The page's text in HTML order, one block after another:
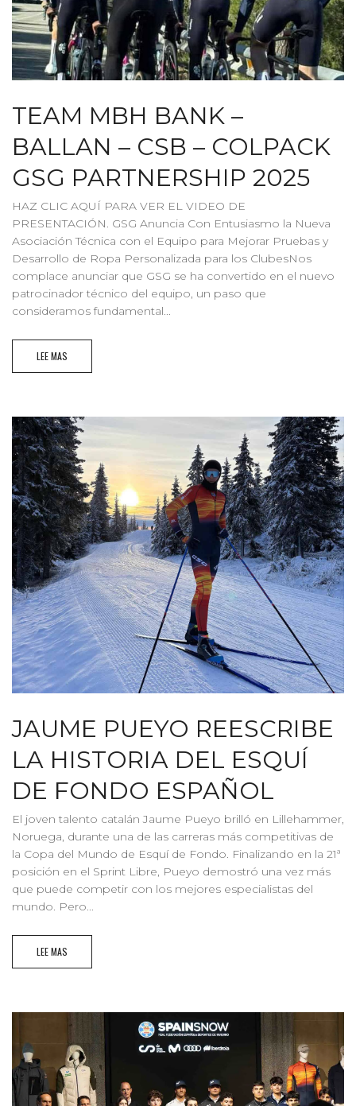
TEAM MBH BANK –
BALLAN – CSB – COLPACK
GSG PARTNERSHIP 2025
HAZ CLIC AQUÍ PARA VER EL VIDEO DE
PRESENTACIÓN. GSG Anuncia Con Entusiasmo la Nueva
Asociación Técnica con el Equipo para Mejorar Pruebas y
Desarrollo de Ropa Personalizada para los ClubesNos
complace anunciar que GSG se ha convertido en el nuevo
patrocinador técnico del equipo, un paso que
consideramos fundamental...
LEE MAS
JAUME PUEYO REESCRIBE
LA HISTORIA DEL ESQUÍ
DE FONDO ESPAÑOL
El joven talento catalán Jaume Pueyo brilló en Lillehammer,
Noruega, durante una de las carreras más competitivas de
la Copa del Mundo de Esquí de Fondo. Finalizando en la 21ª
posición en el Sprint Libre, Pueyo demostró una vez más
que puede competir con los mejores especialistas del
mundo. Pero...
LEE MAS